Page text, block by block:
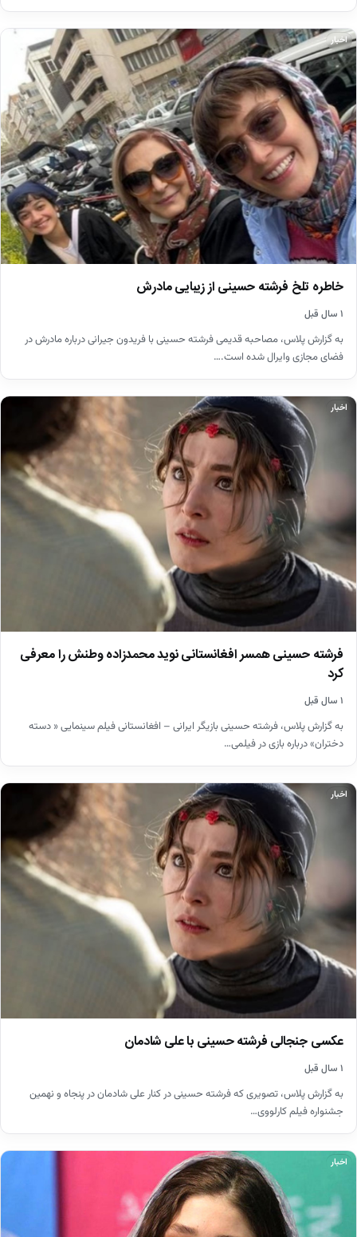
اخبار
خاطره تلخ فرشته حسینی از زیبایی مادرش
۱ سال قبل
به گزارش پلاس، مصاحبه قدیمی فرشته حسینی با فریدون جیرانی درباره مادرش در
فضای مجازی وایرال شده است.…
اخبار
فرشته حسینی همسر افغانستانی نوید محمدزاده وطنش را معرفی
کرد
۱ سال قبل
به گزارش پلاس، فرشته حسینی بازیگر ایرانی – افغانستانی فیلم سینمایی « دسته
دختران» درباره بازی در فیلمی…
اخبار
عکسی جنجالی فرشته حسینی با علی شادمان
۱ سال قبل
به گزارش پلاس، تصویری که فرشته حسینی در کنار علی شادمان در پنجاه و نهمین
جشنواره فیلم کارلووی…
اخبار